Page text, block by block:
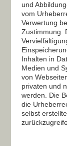
und
vom
Verwertung
Zustimmung.
Inhalten in
Medien und
von
privaten und
werden. Die
die
selbst